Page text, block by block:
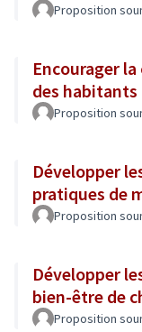
Proposition
Encourager
des habitants
Proposition
Développer
pratiques de
Proposition
Développer
bien-être de
Proposition